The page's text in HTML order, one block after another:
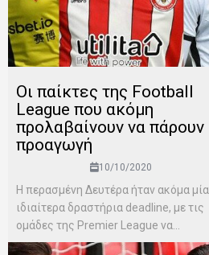
Οι παίκτες της Football
League που ακόμη
προλαβαίνουν να πάρουν
προαγωγή
10/10/2020
Η περασμένη Δευτέρα ήταν ακόμα μία
ιδιαίτερα δραστήρια deadline, με τις
ομάδες της Premier League να...